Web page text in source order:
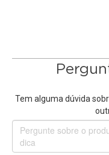
menu da interface
verticalmente para
Monitoramento Forma
Controle preciso da
Monitoramento
Tem alguma dúvida